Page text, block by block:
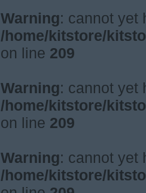
Warning: cannot yet
/home/kitstore/
on line 209
Warning: cannot yet
/home/kitstore/
on line 209
Warning: cannot yet
/home/kitstore/